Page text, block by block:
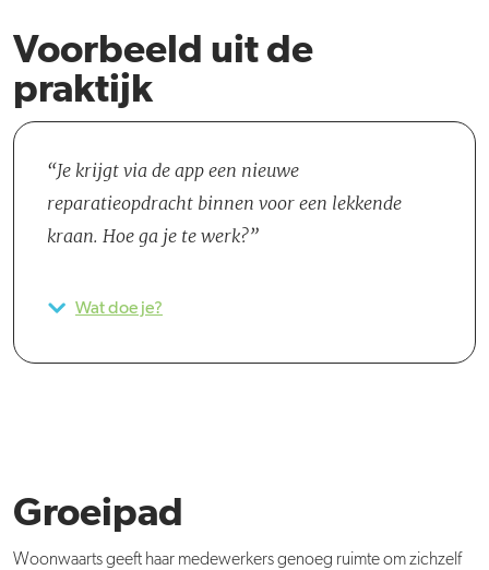
Voorbeeld uit de
praktijk
Je krijgt via de app een nieuwe
reparatieopdracht binnen voor een lekkende
kraan. Hoe ga je te werk?
Wat doe je?
Groeipad
Woonwaarts geeft haar medewerkers genoeg ruimte om zichzelf